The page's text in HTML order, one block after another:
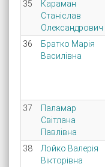
35
Караман
Станіслав
Олександрович
36
Братко Марія
Василівна
37
Паламар
Світлана
Павлівна
38
Лойко Валерія
Вікторівна